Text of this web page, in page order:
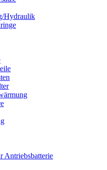
Hydraulik
Antriebsbatterie